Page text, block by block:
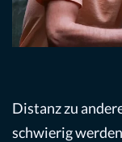
Distanz zu
schwierig